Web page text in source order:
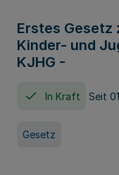
Erstes Gesetz
Kinder- und
KJHG -
In Kraft Seit
Gesetz